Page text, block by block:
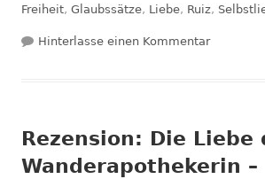
Freiheit, Glaubssätze, Liebe, Ruiz,
Hinterlasse einen Kommentarzu
Rezension: Die Liebe
Wanderapothekerin –